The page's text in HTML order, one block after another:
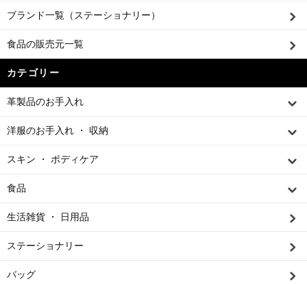
ブランド一覧（ステーショナリー）
食品の販売元一覧
カテゴリー
革製品のお手入れ
洋服のお手入れ ・ 収納
スキン ・ ボディケア
食品
生活雑貨 ・ 日用品
ステーショナリー
バッグ